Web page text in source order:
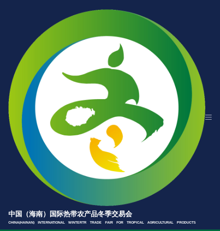
中国（海南）国际热带农产品冬季交易会
CHINA(HAINAN) INTERNATIONAL WINTERTR TRADE FAIR FOR TROPICAL AGRICULTURAL PRODUCTS